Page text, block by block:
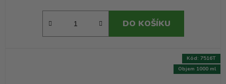
DO KOŠÍKU
Objem 1000 ml
Kód: 7516T